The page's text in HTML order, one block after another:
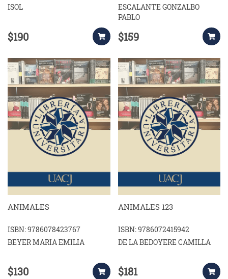
ISOL
$190
ESCALANTE GONZALBO
PABLO
$159
ANIMALES
ISBN: 9786078423767
BEYER MARIA EMILIA
$130
ANIMALES 123
ISBN: 9786072415942
DE LA BEDOYERE CAMILLA
$181